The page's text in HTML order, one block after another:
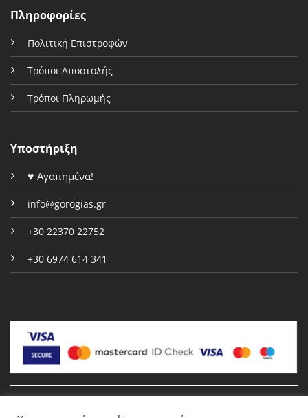
Πληροφορίες
Πολιτική Επιστροφών
Τρόποι Αποστολής
Τρόποι Πληρωμής
Υποστήριξη
♥ Αγαπημένα!
info@gorogias.gr
+30 22370 22752
+30 6974 614 341